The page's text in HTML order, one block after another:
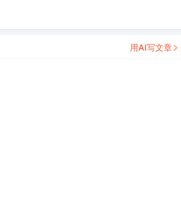
用AI写文章